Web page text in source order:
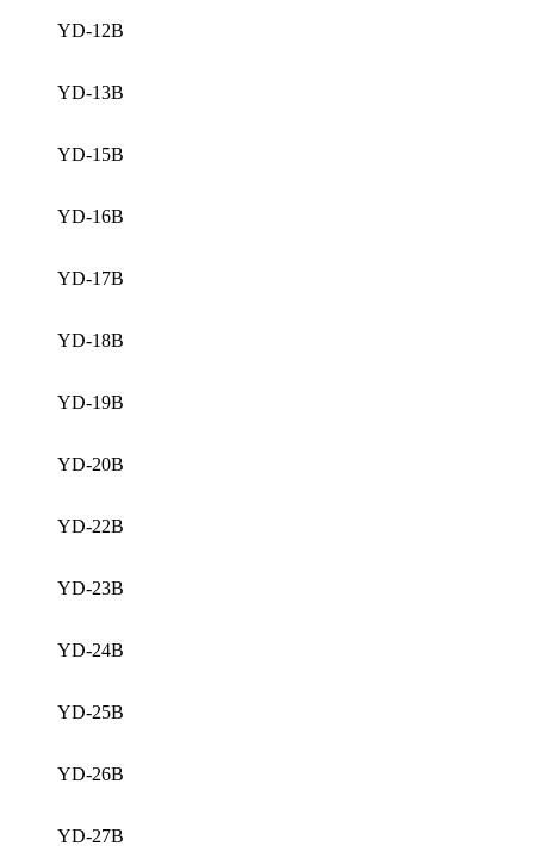
YD-12B
YD-13B
YD-15B
YD-16B
YD-17B
YD-18B
YD-19B
YD-20B
YD-22B
YD-23B
YD-24B
YD-25B
YD-26B
YD-27B